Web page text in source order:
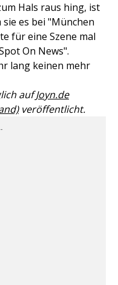
Hals raus hing, ist
es bei "München
für eine Szene mal
On News".
lang keinen mehr
aufJoyn.de
veröffentlicht.